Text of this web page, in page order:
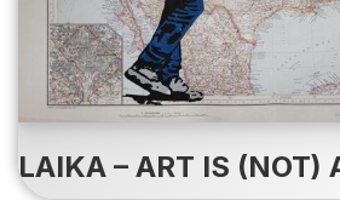
LAIKA – ART IS (NOT)